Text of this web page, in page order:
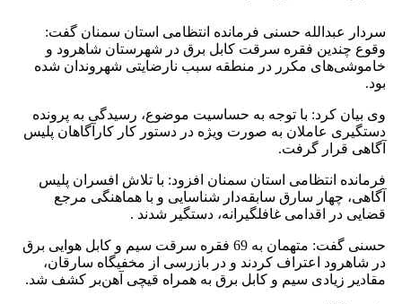
حسنی فرمانده انتظامی استان سمنان گفت:
فقره سرقت کابل برق در شهرستان شاهرود و
مکرر در منطقه سبب نارضایتی شهروندان شده
کرد: با توجه به حساسیت موضوع، رسیدگی به پرونده
عاملان به صورت ویژه در دستور کار کارآگاهان پلیس
گرفت.
انتظامی استان سمنان افزود: با تلاش افسران پلیس
سارق سابقه‌دار شناسایی و با هماهنگی مرجع
اقدامی غافلگیرانه، دستگیر شدند .
حسنی گفت: متهمان به 69 فقره سرقت سیم و کابل هوایی برق
اعتراف کردند و در بازرسی از مخفیگاه سارقان،
سیم و کابل برق به همراه قیچی آهن‌بر کشف شد.